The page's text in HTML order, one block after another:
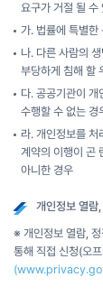
요구가 거절 될 수
가. 법률에 특별한
나. 다른 사람의
부당하게 침해 할
다. 공공기관이 개
수행할 수 없는 경
라. 개인정보를 처
계약의 이행이 곤
아니한 경우
개인정보 열람
※ 개인정보 열람,
통해 직접 신청(오